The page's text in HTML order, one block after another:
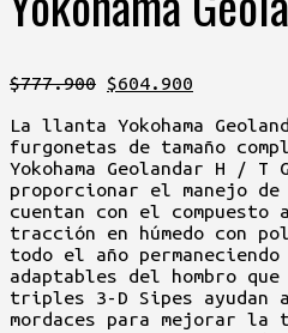
$777.900 El
original
era:
$777.900.
$604.900
actual
es:
$604.900.
La llanta Yokohama
furgonetas de tamaño
Yokohama Geolandar H /
proporcionar el manejo
cuentan con el
tracción en húmedo con
todo el año
adaptables del hombro
triples 3-D Sipes ayudan
mordaces para mejorar